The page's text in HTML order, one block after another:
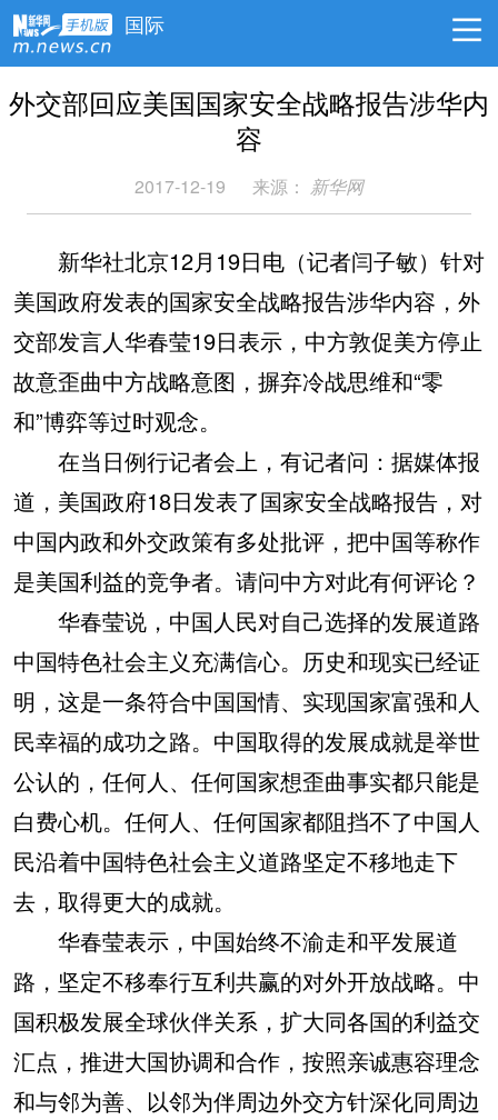
国际
外交部回应美国国家安全战略报告涉华内
容
2017-12-19 来源： 新华网
新华社北京12月19日电（记者闫子敏）针对
美国政府发表的国家安全战略报告涉华内容，外
交部发言人华春莹19日表示，中方敦促美方停止
故意歪曲中方战略意图，摒弃冷战思维和“零
和”博弈等过时观念。
在当日例行记者会上，有记者问：据媒体报
道，美国政府18日发表了国家安全战略报告，对
中国内政和外交政策有多处批评，把中国等称作
是美国利益的竞争者。请问中方对此有何评论？
华春莹说，中国人民对自己选择的发展道路
中国特色社会主义充满信心。历史和现实已经证
明，这是一条符合中国国情、实现国家富强和人
民幸福的成功之路。中国取得的发展成就是举世
公认的，任何人、任何国家想歪曲事实都只能是
白费心机。任何人、任何国家都阻挡不了中国人
民沿着中国特色社会主义道路坚定不移地走下
去，取得更大的成就。
华春莹表示，中国始终不渝走和平发展道
路，坚定不移奉行互利共赢的对外开放战略。中
国积极发展全球伙伴关系，扩大同各国的利益交
汇点，推进大国协调和合作，按照亲诚惠容理念
和与邻为善、以邻为伴周边外交方针深化同周边